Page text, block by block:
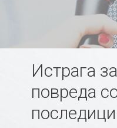
Истрага
повреда